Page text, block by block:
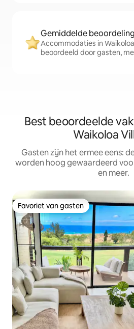
Gemiddelde
Accommodaties in
beoordeeld door gasten,
Best beoordeelde
Waikoloa
Gasten zijn het ermee eens:
worden hoog gewaardeerd
en meer.
Favoriet van gasten
Favoriet van gasten